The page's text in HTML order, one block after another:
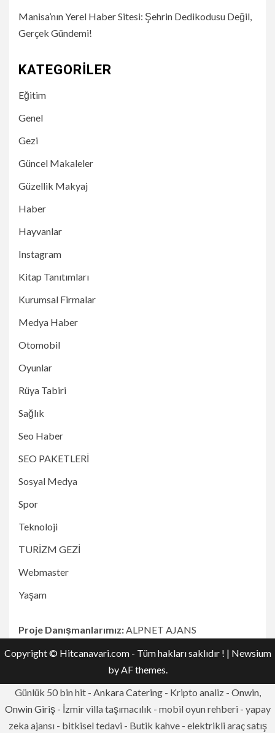
Manisa’nın Yerel Haber Sitesi: Şehrin Dedikodusu Değil,
Gerçek Gündemi!
KATEGORILER
Eğitim
Genel
Gezi
Güncel Makaleler
Güzellik Makyaj
Haber
Hayvanlar
Instagram
Kitap Tanıtımları
Kurumsal Firmalar
Medya Haber
Otomobil
Oyunlar
Rüya Tabiri
Sağlık
Seo Haber
SEO PAKETLERİ
Sosyal Medya
Spor
Teknoloji
TURİZM GEZİ
Webmaster
Yaşam
Proje Danışmanlarımız: ALPNET AJANS
Copyright © Hitcanavari.com - Tüm hakları saklıdır ! | Newsium
by AF themes.
Günlük 50 bin hit - Ankara Catering- Kripto analiz - Onwin,
Onwin Giriş- İzmir villa taşımacılık - mobil oyun rehberi - yapay
zeka ajansı - bitkisel tedavi - Butik kahve - elektrikli araç satış